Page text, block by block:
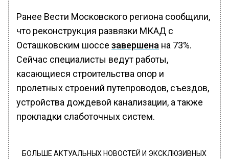
Ранее Вести Московского региона сообщили,
что реконструкция развязки МКАД с
Осташковским шоссе завершена на 73%.
Сейчас специалисты ведут работы,
касающиеся строительства опор и
пролетных строений путепроводов, съездов,
устройства дождевой канализации, а также
прокладки слаботочных систем.
БОЛЬШЕ АКТУАЛЬНЫХ НОВОСТЕЙ И ЭКСКЛЮЗИВНЫХ